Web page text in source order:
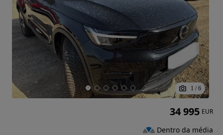
1 / 6
34 995 EUR
Dentro da média